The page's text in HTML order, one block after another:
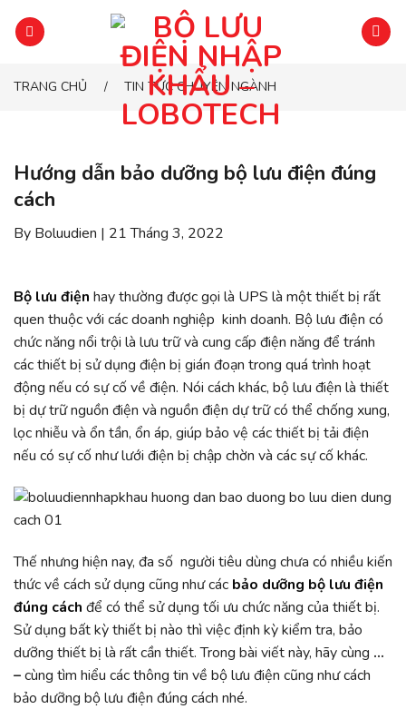
đến
nộiTRANG CHỦ / TIN TỨC CHUYÊN NGÀNH
Hướng dẫn bảo dưỡng bộ lưu điện đúng
cách
By Boluudien | 21 Tháng 3, 2022
Bộ lưu điện hay thường được gọi là UPS là một thiết bị rất
quen thuộc với các doanh nghiệp kinh doanh. Bộ lưu điện có
chức năng nổi trội là lưu trữ và cung cấp điện năng để tránh
các thiết bị sử dụng điện bị gián đoạn trong quá trình hoạt
động nếu có sự cố về điện. Nói cách khác, bộ lưu điện là thiết
bị dự trữ nguồn điện và nguồn điện dự trữ có thể chống xung,
lọc nhiễu và ổn tần, ổn áp, giúp bảo vệ các thiết bị tải điện
nếu có sự cố như lưới điện bị chập chờn và các sự cố khác.
Thế nhưng hiện nay, đa số người tiêu dùng chưa có nhiều kiến
thức về cách sử dụng cũng như các bảo dưỡng bộ lưu điện
đúng cách để có thể sử dụng tối ưu chức năng của thiết bị.
Sử dụng bất kỳ thiết bị nào thì việc định kỳ kiểm tra, bảo
dưỡng thiết bị là rất cần thiết. Trong bài viết này, hãy cùng …
–cùng tìm hiểu các thông tin về bộ lưu điện cũng như cách
bảo dưỡng bộ lưu điện đúng cách nhé.